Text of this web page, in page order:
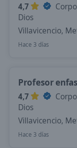
4,7
Dios
Villavicencio,
Hace 3 días
Profesor
4,7
Dios
Villavicencio,
Hace 3 días